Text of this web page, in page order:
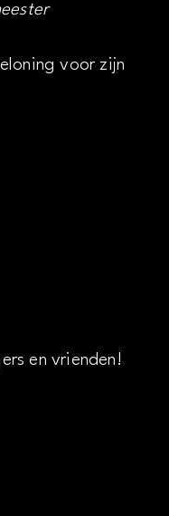
voor zijn
en vrienden!